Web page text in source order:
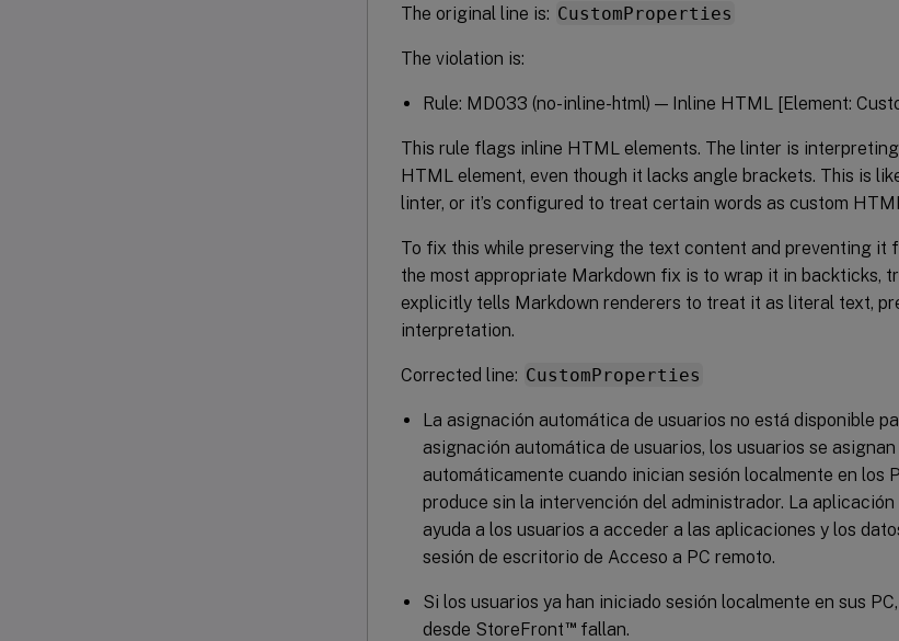
The original line is: CustomProperties
The violation is:
Rule: MD033 (no-inline-html) — Inline HTML [Element:
This rule flags inline HTML elements. The linter is interpreting
HTML element, even though it lacks angle brackets. This is
linter, or it’s configured to treat certain words as custom
To fix this while preserving the text content and preventing it
the most appropriate Markdown fix is to wrap it in backticks,
explicitly tells Markdown renderers to treat it as literal text,
interpretation.
Corrected line: CustomProperties
La asignación automática de usuarios no está disponible
asignación automática de usuarios, los usuarios se asignan
automáticamente cuando inician sesión localmente en los
produce sin la intervención del administrador. La
ayuda a los usuarios a acceder a las aplicaciones y los
sesión de escritorio de Acceso a PC remoto.
Si los usuarios ya han iniciado sesión localmente en sus
desde StoreFront™fallan.